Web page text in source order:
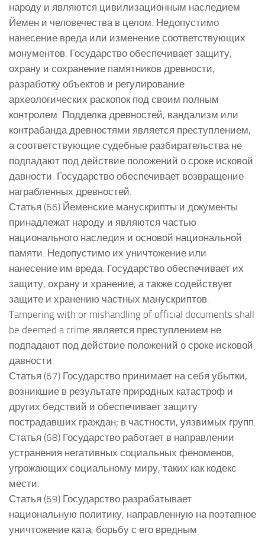
народу и являются цивилизационным наследием
Йемен и человечества в целом. Недопустимо
нанесение вреда или изменение соответствующих
монументов. Государство обеспечивает защиту,
охрану и сохранение памятников древности,
разработку объектов и регулирование
археологических раскопок под своим полным
контролем. Подделка древностей, вандализм или
контрабанда древностями является преступлением,
а соответствующие судебные разбирательства не
подпадают под действие положений о сроке исковой
давности. Государство обеспечивает возвращение
награбленных древностей.
Статья (66) Йеменские манускрипты и документы
принадлежат народу и являются частью
национального наследия и основой национальной
памяти. Недопустимо их уничтожение или
нанесение им вреда. Государство обеспечивает их
защиту, охрану и хранение, а также содействует
защите и хранению частных манускриптов.
Tampering with or mishandling of official documents shall
be deemed a crime является преступлением не
подпадают под действие положений о сроке исковой
давности.
Статья (67) Государство принимает на себя убытки,
возникшие в результате природных катастроф и
других бедствий и обеспечивает защиту
пострадавших граждан; в частности, уязвимых групп.
Статья (68) Государство работает в направлении
устранения негативных социальных феноменов,
угрожающих социальному миру, таких как кодекс
мести.
Статья (69) Государство разрабатывает
национальную политику, направленную на поэтапное
уничтожение ката, борьбу с его вредным